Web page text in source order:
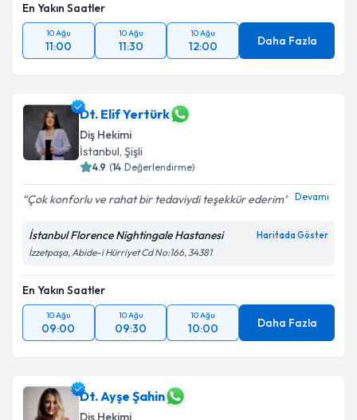
En Yakın Saatler
10 Ağu
11:00
10 Ağu
11:30
10 Ağu
12:00 Daha Fazla
Dt. Elif Yertürk
Diş Hekimi
İstanbul, Şişli
4.9 (14 Değerlendirme)
Çok konforlu ve rahat bir tedaviydi teşekkür ederim Devamı
İstanbul Florence Nightingale Hastanesi Haritada Göster
İzzetpaşa, Abide-i Hürriyet Cd No:166, 34381
En Yakın Saatler
10 Ağu
09:00
10 Ağu
09:30
10 Ağu
10:00 Daha Fazla
Dt. Ayşe Şahin
Diş Hekimi